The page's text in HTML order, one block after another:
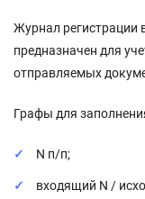
Журнал регистрации
предназначен для
отправляемых
Графы для
N п/п;
входящий N /